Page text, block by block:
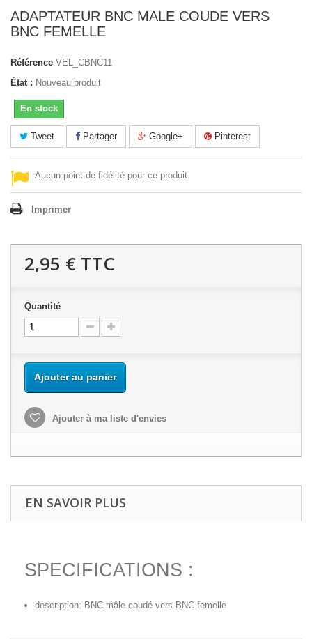
ADAPTATEUR BNC MALE COUDE VERS
BNC FEMELLE
Référence VEL_CBNC11
État : Nouveau produit
En stock
Tweet Partager Google+ Pinterest
Aucun point de fidélité pour ce produit.
Imprimer
2,95 € TTC
Quantité
Ajouter au panier
Ajouter à ma liste d'envies
EN SAVOIR PLUS
SPECIFICATIONS :
description: BNC mâle coudé vers BNC femelle